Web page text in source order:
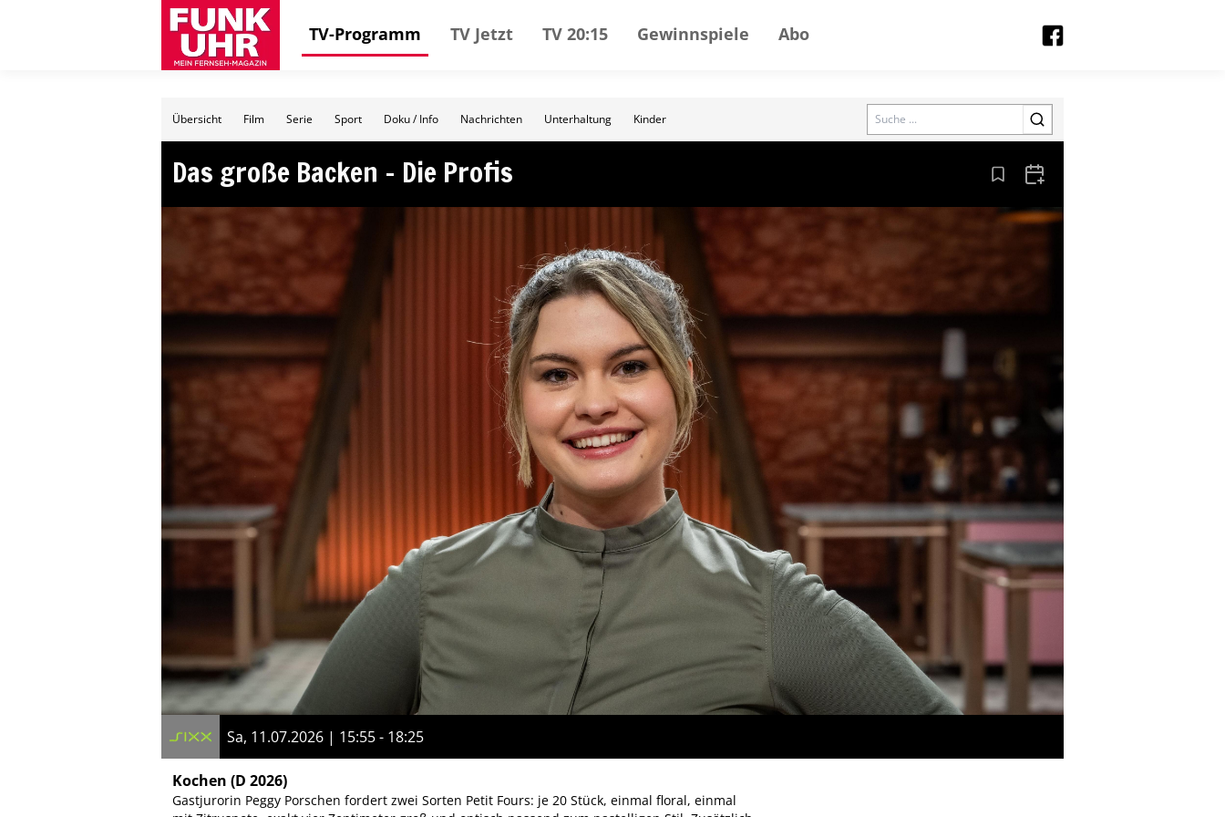
TV-Programm TV Jetzt TV 20:15 Gewinnspiele Abo
Übersicht Film Serie Sport Doku / Info Nachrichten Unterhaltung Kinder Search
Das große Backen – Die Profis Aus den Lesezeichen entfernen
Zum Kalender hinzufügen
Sa, 11.07.2026 | 15:55 - 18:25
Kochen (D 2026)
Gastjurorin Peggy Porschen fordert zwei Sorten Petit Fours: je 20 Stück, einmal floral, einmal